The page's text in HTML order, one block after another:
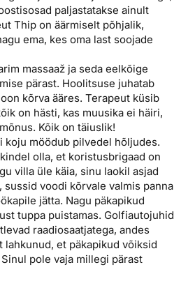
paljastatakse ainult
Thip on äärmiselt põhjalik,
ema, kes oma last soojade
massaaž ja seda eelkõige
pärast. Hoolitsuse juhatab
kõrva ääres. Terapeut küsib
on hästi, kas muusika ei häiri,
Kõik on täiuslik!
koju möödub pilvedel hõljudes.
olla, et koristusbrigaad on
villa üle käia, sinu laokil asjad
sussid voodi kõrvale valmis panna
jätta. Nagu päkapikud
tuppa puistamas. Golfiautojuhid
raadiosaatjatega, andes
lahkunud, et päkapikud võiksid
pole vaja millegi pärast